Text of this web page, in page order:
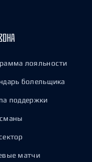
лояльности
болельщика
поддержки
матчи